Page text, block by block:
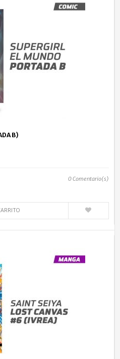
B)
0Comentario(s)